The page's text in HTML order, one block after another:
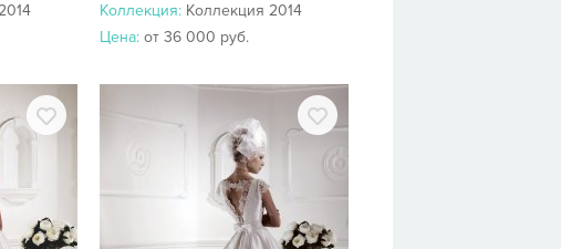
Коллекция: Коллекция 2014
Цена: от 36 000 руб.